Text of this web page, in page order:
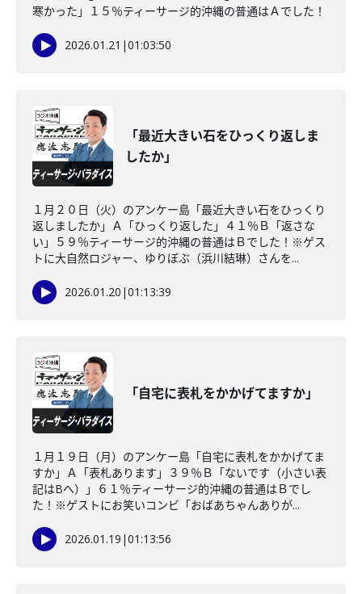
寒かった」１５％ティーサージ的沖縄の普通はＡでした！
2026.01.21 |01:03:50
「最近大きい石をひっくり返しま
したか」
１月２０日（火）のアンケー島「最近大きい石をひっくり
返しましたか」Ａ「ひっくり返した」４１％Ｂ「返さな
い」５９％ティーサージ的沖縄の普通はＢでした！※ゲス
トに大自然ロジャー、ゆりぼぶ（浜川結琳）さんを...
2026.01.20 |01:13:39
「自宅に表札をかかげてますか」
１月１９日（月）のアンケー島「自宅に表札をかかげてま
すか」Ａ「表札あります」３９％Ｂ「ないです（小さい表
記はBへ）」６１％ティーサージ的沖縄の普通はＢでし
た！※ゲストにお笑いコンビ「おばあちゃんありが...
2026.01.19 |01:13:56